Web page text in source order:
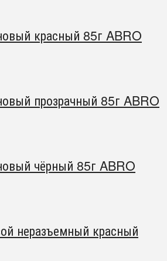
красный 85г ABRO
прозрачный 85г ABRO
чёрный 85г ABRO
неразъемный красный